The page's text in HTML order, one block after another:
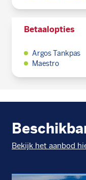
Betaalopties
Argos Tankpas
Maestro
Bekijk het aanbod